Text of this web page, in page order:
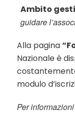
Ambito
guidare
Alla pagina
Nazionale è
modulo
Per